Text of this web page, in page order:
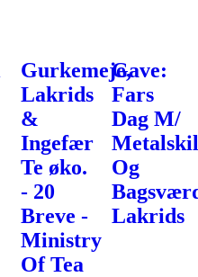
Gurkemeje,
Lakrids
&
Ingefær
Te øko.
- 20
Breve -
Ministry
Of Tea
Gave:
Fars
Dag M/
Og
Lakrids